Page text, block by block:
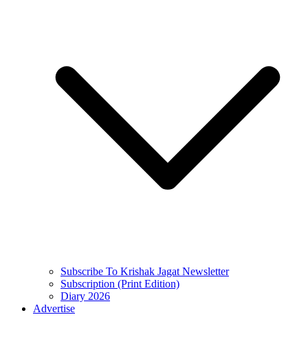
Subscribe To Krishak Jagat Newsletter
Subscription (Print Edition)
Diary 2026
Advertise